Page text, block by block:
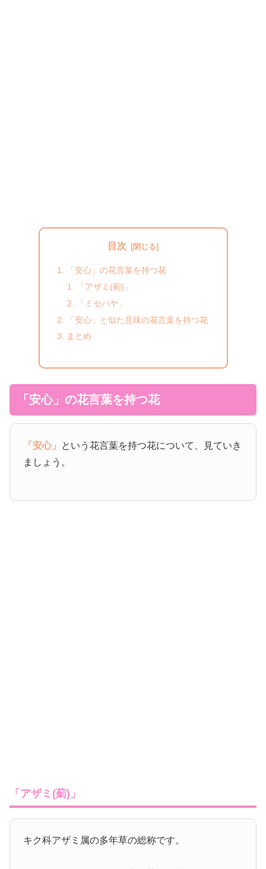
目次
「安心」の花言葉を持つ花
「アザミ(薊)」
「ミセバヤ」
「安心」と似た意味の花言葉を持つ花
まとめ
「安心」の花言葉を持つ花
「安心」 という花言葉を持つ花について、見ていき
ましょう。
「アザミ(薊)」
キク科アザミ属の多年草の総称です。